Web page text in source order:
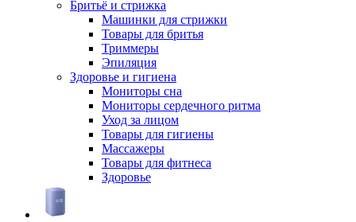
Бритьё и стрижка
Машинки для стрижки
Товары для бритья
Триммеры
Эпиляция
Здоровье и гигиена
Мониторы сна
Мониторы сердечного ритма
Уход за лицом
Товары для гигиены
Массажеры
Товары для фитнеса
Здоровье